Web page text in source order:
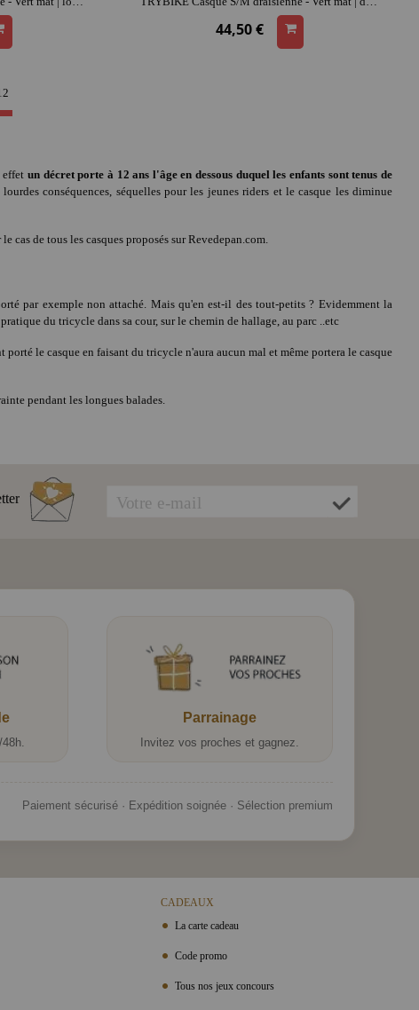
44,50 €
effet un décret porte à 12 ans l'âge en dessous duquel les enfants sont tenus de
conséquences, séquelles pour les jeunes riders et le casque les diminue
de tous les casques proposés sur Revedepan.com.
par exemple non attaché. Mais qu'en est-il des tout-petits ? Evidemment la
du tricycle dans sa cour, sur le chemin de hallage, au parc ..etc
le casque en faisant du tricycle n'aura aucun mal et même portera le casque
pendant les longues balades.
Parrainage
Invitez vos proches et gagnez.
Paiement sécurisé · Expédition soignée · Sélection premium
CADEAUX
La carte cadeau
Code promo
Tous nos jeux concours